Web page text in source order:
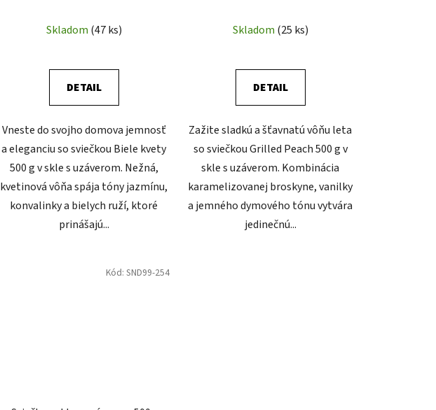
Skladom (47 ks)
DETAIL
Vneste do svojho domova jemnosť
a eleganciu so sviečkou Biele kvety
500 g v skle s uzáverom. Nežná,
kvetinová vôňa spája tóny jazmínu,
konvalinky a bielych ruží, ktoré
prinášajú...
Skladom (25 ks)
DETAIL
Zažite sladkú a šťavnatú vôňu leta
so sviečkou Grilled Peach 500 g v
skle s uzáverom. Kombinácia
karamelizovanej broskyne, vanilky
a jemného dymového tónu vytvára
jedinečnú...
Kód: SND99-254